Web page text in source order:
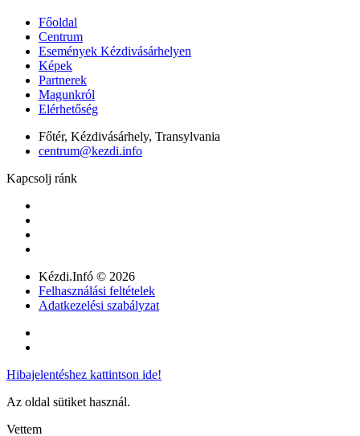
Főoldal
Centrum
Események Kézdivásárhelyen
Képek
Partnerek
Magunkról
Elérhetőség
Főtér, Kézdivásárhely, Transylvania
centrum@kezdi.info
Kapcsolj ránk
Kézdi.Infó © 2026
Felhasználási feltételek
Adatkezelési szabályzat
Hibajelentéshez kattintson ide!
Az oldal sütiket használ.
Vettem